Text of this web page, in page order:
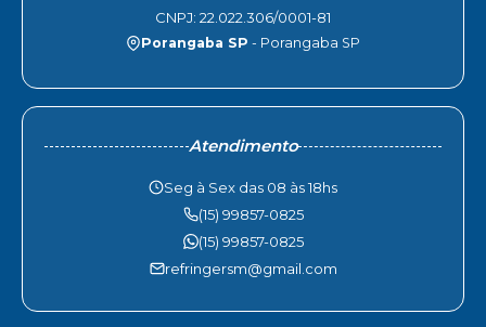
CNPJ: 22.022.306/0001-81
Porangaba SP - Porangaba SP
Atendimento
Seg à Sex das 08 às 18hs
(15) 99857-0825
(15) 99857-0825
refringersm@gmail.com